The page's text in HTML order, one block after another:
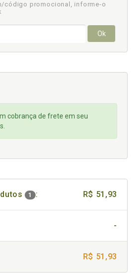
código promocional, informe-o
Ok
cobrança de frete em seu
1 : R$ 51,93
-
R$ 51,93